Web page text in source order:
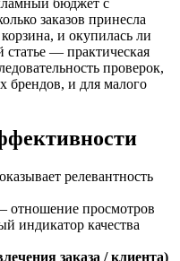
заказов принесла
и окупилась ли
— практическая
проверок,
и для малого
релевантность
отношение просмотров
индикатор качества
заказа / клиента)